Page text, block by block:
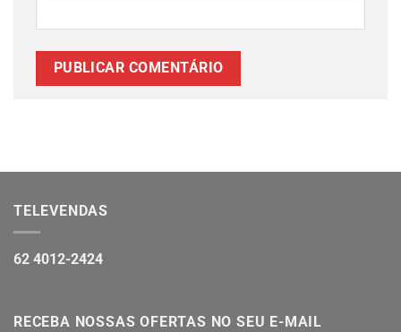
TELEVENDAS
62 4012-2424
RECEBA NOSSAS OFERTAS NO SEU E-MAIL